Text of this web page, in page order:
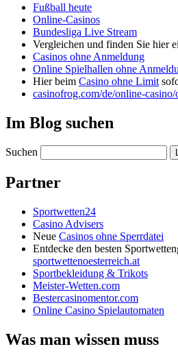
Fußball heute
Online-Casinos
Bundesliga Live Stream
Vergleichen und finden Sie hier
Casinos ohne Anmeldung
Online Spielhallen ohne
Hier beim Casino ohne Limit
casinofrog.com/de/online-
Im Blog suchen
Suchen
Partner
Sportwetten24
Casino Advisers
Neue Casinos ohne Sperrdatei
Entdecke den besten
sportwettenoesterreich.at
Sportbekleidung & Trikots
Meister-Wetten.com
Bestercasinomentor.com
Online Casino Spielautomaten
Was man wissen muss